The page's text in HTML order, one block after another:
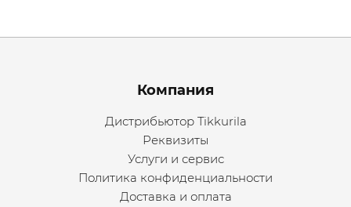
Menu footer
Компания
Дистрибьютор Tikkurila
Реквизиты
Услуги и сервис
Политика конфиденциальности
Доставка и оплата